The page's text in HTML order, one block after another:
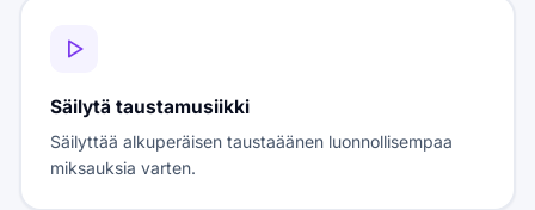
Säilytä taustamusiikki
Säilyttää alkuperäisen taustaäänen luonnollisempaa
miksauksia varten.